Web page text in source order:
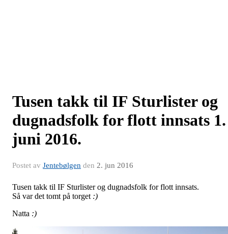
Tusen takk til IF Sturlister og
dugnadsfolk for flott innsats 1.
juni 2016.
Postet av Jentebølgen den 2. jun 2016
Tusen takk til IF Sturlister og dugnadsfolk for flott innsats.
Så var det tomt på torget :)
Natta :)